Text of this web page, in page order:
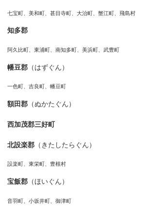
七宝町、美和町、甚目寺町、大治町、蟹江町、飛島村
知多郡
阿久比町、東浦町、南知多町、美浜町、武豊町
幡豆郡 （はずぐん）
一色町、吉良町、幡豆町
額田郡 （ぬかたぐん）
西加茂郡三好町
北設楽郡 （きたしたらぐん）
設楽町、東栄町、豊根村
宝飯郡 （ほいぐん）
音羽町、小坂井町、御津町